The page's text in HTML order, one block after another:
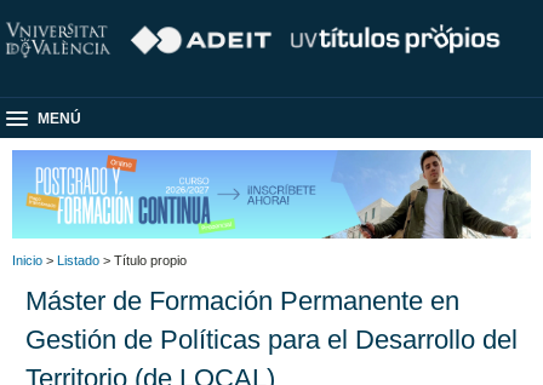
MENÚ
Inicio > Listado > Título propio
Máster de Formación Permanente en
Gestión de Políticas para el Desarrollo del
Territorio (de LOCAL)